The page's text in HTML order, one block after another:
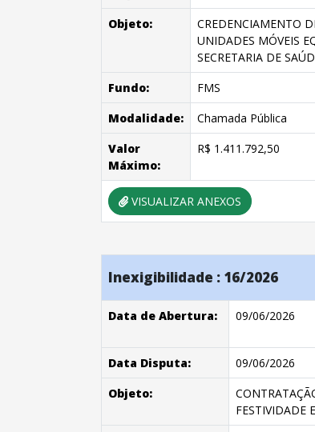
Objeto:
CREDENCIAMENTO
UNIDADES MÓVEIS
SECRETARIA DE
Fundo:
FMS
Modalidade:
Chamada Pública
Valor
Máximo:
R$ 1.411.792,50
VISUALIZAR ANEXOS
Inexigibilidade : 16/2026
Data de Abertura: 09/06/2026
Data Disputa:
09/06/2026
Objeto:
FESTIVIDADE